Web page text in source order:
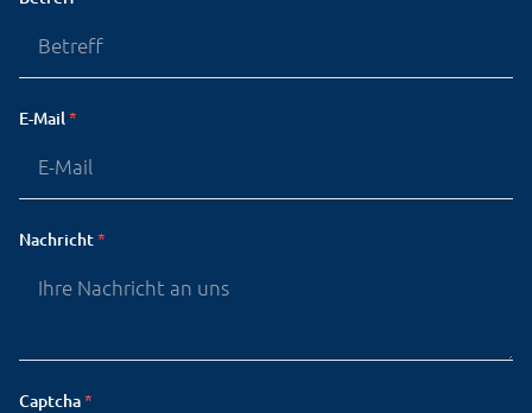
E-Mail*
Nachricht*
Captcha*